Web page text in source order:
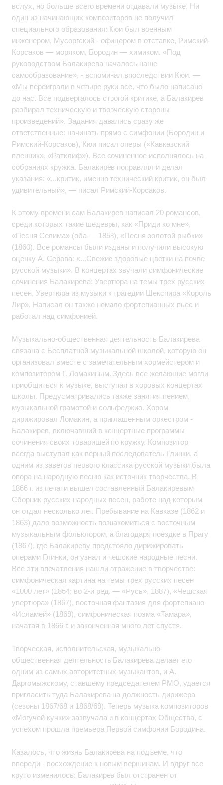
вслух, но больше всего времени отдавали музыке. Ни
один из начинающих композиторов не получил
специального образования: Кюи был военным
инженером, Мусоргский - офицером в отставке, Римский-
Корсаков — моряком, Бородин — химиком. «Под
руководством Балакирева началось наше
самообразование», - вспоминал впоследствии Кюи. —
«Мы переиграли в четыре руки все, что было написано
до нас. Все подвергалось строгой критике, а Балакирев
разбирал техническую и творческую стороны
произведений». Задания давались сразу же
ответственные: начинать прямо с симфонии (Бородин и
Римский-Корсаков), Кюи писал оперы («Кавказский
пленник», «Ратклиф»). Все сочиненное исполнялось на
собраниях кружка. Балакирев поправлял и делал
указания: «...критик, именно технический критик, он был
удивительный», — писал Римский-Корсаков.
К этому времени сам Балакирев написал 20 романсов,
среди которых такие шедевры, как «Приди ко мне»,
«Песня Селима» (оба — 1858), «Песня золотой рыбки»
(1860). Все романсы были изданы и получили высокую
оценку А. Серова: «...Свежие здоровые цветки на почве
русской музыки». В концертах звучали симфонические
сочинения Балакирева: Увертюра на темы трех русских
песен, Увертюра из музыки к трагедии Шекспира «Король
Лир». Написал он также немало фортепианных пьес и
работал над симфонией.
Музыкально-общественная деятельность Балакирева
связана с Бесплатной музыкальной школой, которую он
организовал вместе с замечательным хормейстером и
композитором Г. Ломакиным. Здесь все желающие могли
приобщиться к музыке, выступая в хоровых концертах
школы. Предусматривались также занятия пением,
музыкальной грамотой и сольфеджио. Хором
дирижировал Ломакин, а приглашенным оркестром -
Балакирев, включавший в концертные программы
сочинения своих товарищей по кружку. Композитор
всегда выступал как верный последователь Глинки, а
одним из заветов первого классика русской музыки была
опора на народную песню как источник творчества. В
1866 г. из печати вышел составленный Балакиревым
Сборник русских народных песен, работе над которым
он отдал несколько лет. Пребывание на Кавказе (1862 и
1863) дало возможность познакомиться с восточным
музыкальным фольклором, а благодаря поездке в Прагу
(1867), где Балакиреву предстояло дирижировать
операми Глинки, он узнал и чешские народные песни.
Все эти впечатления нашли отражение в творчестве:
симфоническая картина на темы трех русских песен
«1000 лет» (1864; во 2-й ред. — «Русь», 1887), «Чешская
увертюра» (1867), восточная фантазия для фортепиано
«Исламей» (1869), симфоническая поэма «Тамара»,
начатая в 1866 г. и законченная много лет спустя.
Творческая, исполнительская, музыкально-
общественная деятельность Балакирева делает его
одним из самых авторитетных музыкантов, и А.
Даргомыжскому, ставшему председателем РМО, удается
пригласить туда Балакирева на должность дирижера
(сезоны 1867/68 и 1868/69). Теперь музыка композиторов
«Могучей кучки» зазвучала и в концертах Общества, с
успехом прошла премьера Первой симфонии Бородина.
Казалось, что жизнь Балакирева на подъеме, что
впереди - восхождение к новым вершинам. И вдруг все
круто изменилось: Балакирев был отстранен от